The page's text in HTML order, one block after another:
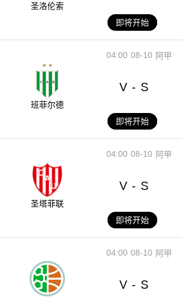
圣洛伦索
即将开始
08-10
04:00 阿甲
班菲尔德
V - S
即将开始
08-10
04:00 阿甲
圣塔菲联
V - S
即将开始
08-10
04:00 阿甲
V - S